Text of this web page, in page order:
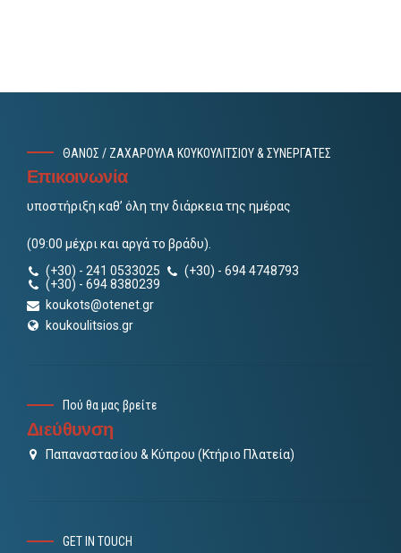
ΘΑΝΟΣ / ΖΑΧΑΡΟΥΛΑ ΚΟΥΚΟΥΛΙΤΣΙΟΥ & ΣΥΝΕΡΓΑΤΕΣ
Επικοινωνία
υποστήριξη καθ’ όλη την διάρκεια της ημέρας
(09:00 μέχρι και αργά το βράδυ).
(+30) - 241 0533025
(+30) - 694 4748793
(+30) - 694 8380239
koukots@otenet.gr
koukoulitsios.gr
Πού θα μας βρείτε
Διεύθυνση
Παπαναστασίου & Κύπρου (Κτήριο Πλατεία)
GET IN TOUCH